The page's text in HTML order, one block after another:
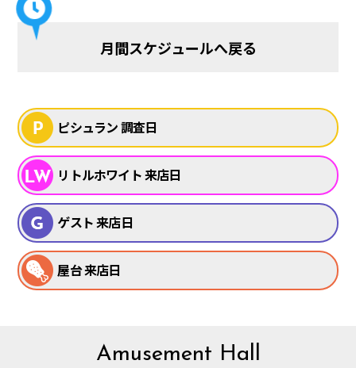
月間スケジュールへ戻る
ピシュラン 調査日
リトルホワイト 来店日
ゲスト 来店日
屋台 来店日
Amusement Hall